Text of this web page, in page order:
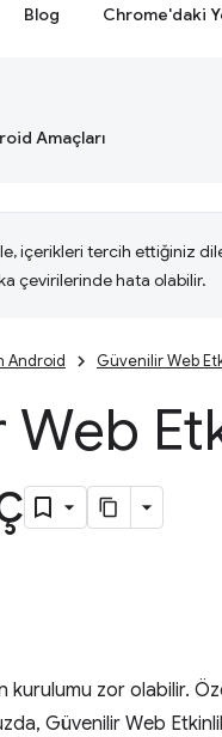
Blog Chrome'daki
Amaçları
içerikleri tercih ettiğiniz
çevirilerinde hata olabilir.
Android Güvenilir Web
kurulumu zor olabilir.
Güvenilir Web